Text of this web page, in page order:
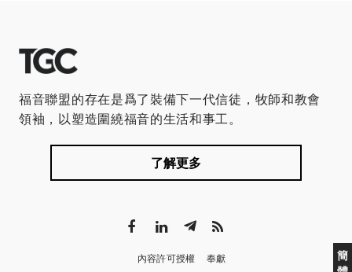
簡
福音聯盟的存在是爲了裝備下一代信徒，牧師和教會
領袖，以塑造圍繞福音的生活和事工。
了解更多
內容許可授權
奉獻